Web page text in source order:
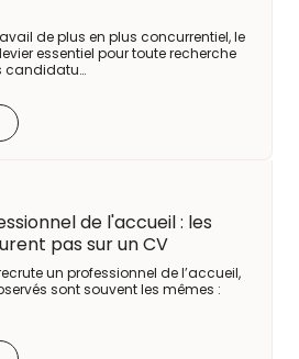
de plus en plus concurrentiel, le
essentiel pour toute recherche
candidatu…
de l'accueil : les
pas sur un CV
un professionnel de l’accueil,
sont souvent les mêmes :